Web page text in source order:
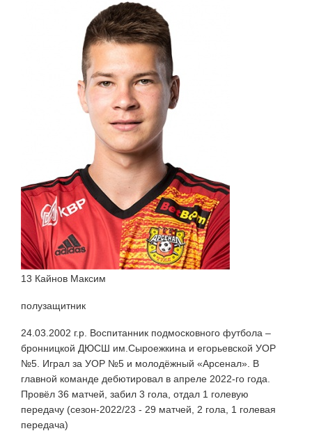
13 Кайнов Максим
полузащитник
24.03.2002 г.р. Воспитанник подмосковного футбола –
бронницкой ДЮСШ им.Сыроежкина и егорьевской УОР
№5. Играл за УОР №5 и молодёжный «Арсенал». В
главной команде дебютировал в апреле 2022-го года.
Провёл 36 матчей, забил 3 гола, отдал 1 голевую
передачу (сезон-2022/23 - 29 матчей, 2 гола, 1 голевая
передача)